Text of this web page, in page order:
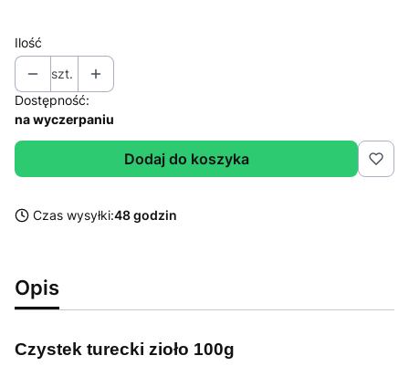
Ilość
szt.
Dostępność:
na wyczerpaniu
Dodaj do koszyka
Czas wysyłki:48 godzin
Opis
Czystek turecki zioło 100g